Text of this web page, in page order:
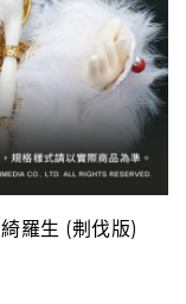
羅生 (刜伐版)